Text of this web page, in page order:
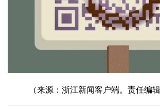
（来源：浙江新闻客户端。责任编